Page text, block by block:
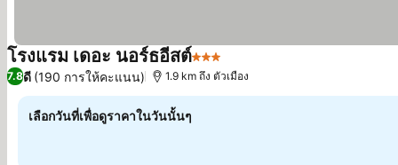
โรงแรม เดอะ นอร์ธอีสต์3 ดาว ดูราคา
7.8ดี (190 การให้คะแนน) 1.9 km ถึง ตัวเมือง
เลือกวันที่เพื่อดูราคาในวันนั้นๆ